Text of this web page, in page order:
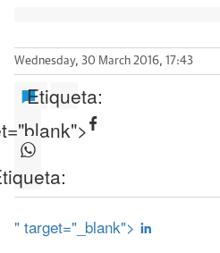
Wednesday, 30 March 2016, 17:43
Etiqueta:
" target="_blank">